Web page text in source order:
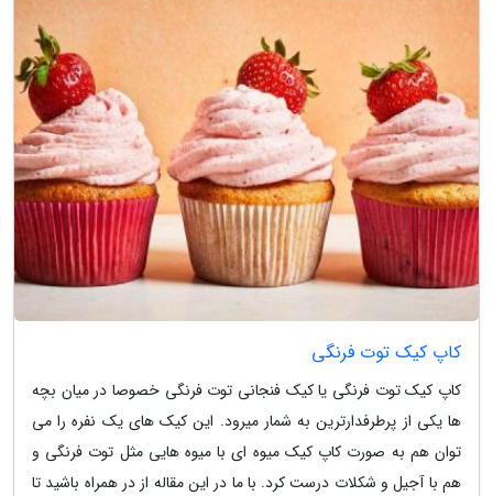
کاپ کیک توت فرنگی
کاپ کیک توت فرنگی یا کیک فنجانی توت فرنگی خصوصا در میان بچه
ها یکی از پرطرفدارترین به شمار میرود. این کیک های یک نفره را می
توان هم به صورت کاپ کیک میوه ای با میوه هایی مثل توت فرنگی و
هم با آجیل و شکلات درست کرد. با ما در این مقاله از در همراه باشید تا